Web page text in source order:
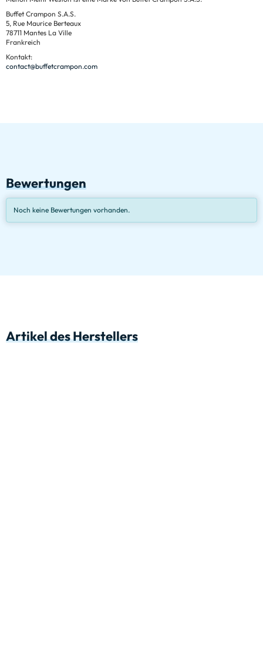
Buffet Crampon S.A.S.
5, Rue Maurice Berteaux
78711 Mantes La Ville
Frankreich
Kontakt:
contact@buffetcrampon.com
Bewertungen
Noch keine Bewertungen vorhanden.
Artikel des Herstellers